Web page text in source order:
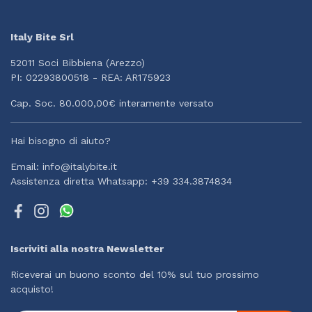
Italy Bite Srl
52011 Soci Bibbiena (Arezzo)
PI: 02293800518 - REA: AR175923
Cap. Soc. 80.000,00€ interamente versato
Hai bisogno di aiuto?
Email: info@italybite.it
Assistenza diretta Whatsapp: +39 334.3874834
Iscriviti alla nostra Newsletter
Riceverai un buono sconto del 10% sul tuo prossimo
acquisto!